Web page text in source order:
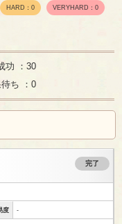
HARD：0 VERYHARD：0
功 ：30
ち ：0
完了
度 -